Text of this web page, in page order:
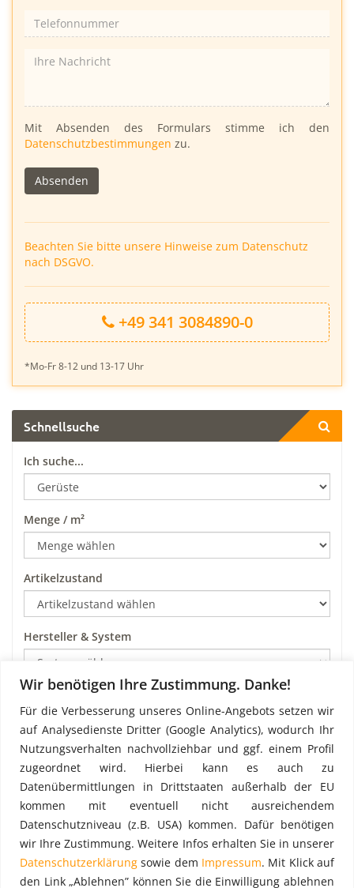
Wir benötigen Ihre Zustimmung. Danke!
Für die Verbesserung unseres Online-Angebots setzen wir
auf Analysedienste Dritter (Google Analytics), wodurch Ihr
Nutzungsverhalten nachvollziehbar und ggf. einem Profil
zugeordnet wird. Hierbei kann es auch zu
Datenübermittlungen in Drittstaaten außerhalb der EU
kommen mit eventuell nicht ausreichendem
Datenschutzniveau (z.B. USA) kommen. Dafür benötigen
wir Ihre Zustimmung. Weitere Infos erhalten Sie in unserer
Datenschutzerklärung sowie dem Impressum. Mit Klick auf
den Link „Ablehnen” können Sie die Einwilligung ablehnen
Bitte
lasse
Feld
leer.
Mit Absenden des Formulars stimme ich den
Datenschutzbestimmungen zu.
Beachten Sie bitte unsere Hinweise zum Datenschutz
nach DSGVO.
+49 341 3084890-0
*Mo-Fr 8-12 und 13-17 Uhr
Schnellsuche
Ich suche...
Menge / m²
Artikelzustand
Hersteller & System
Art
Preis pro m²